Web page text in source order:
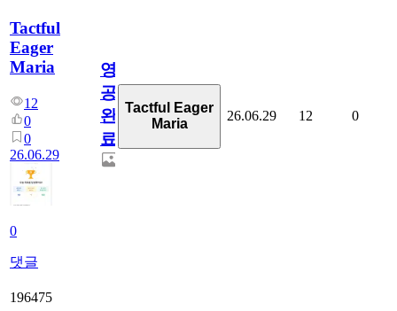
Tactful
Eager
Maria
12
0
0
26.06.29
0
댓글
영
공
완
료
Tactful Eager
Maria
26.06.29 12 0
196475